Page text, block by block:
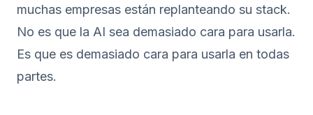
muchas empresas están replanteando su stack.
No es que la AI sea demasiado cara para usarla.
Es que es demasiado cara para usarla en todas
partes.